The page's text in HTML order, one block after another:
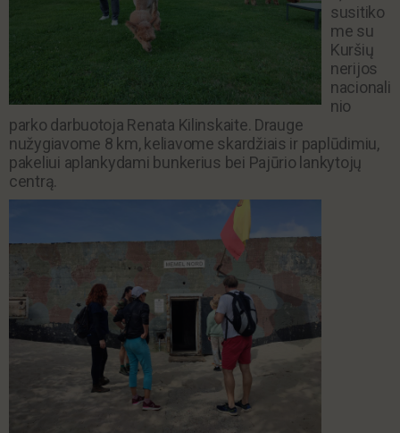
susitiko
me su
Kuršių
nerijos
nacionali
nio
parko darbuotoja Renata Kilinskaite. Drauge
nužygiavome 8 km, keliavome skardžiais ir paplūdimiu,
pakeliui aplankydami bunkerius bei Pajūrio lankytojų
centrą.